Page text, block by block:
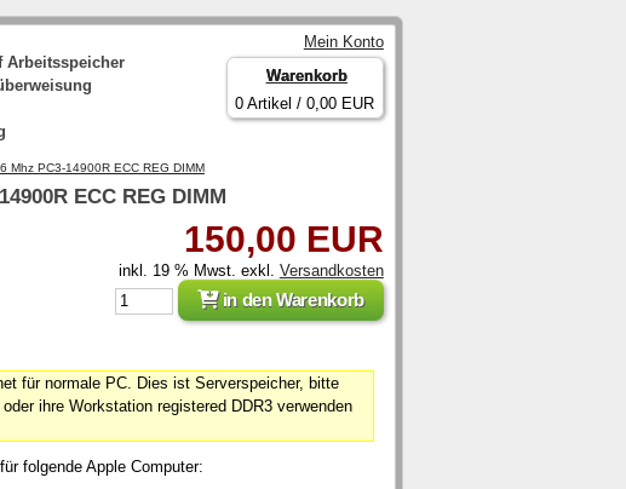
Mhz PC3-14900R ECC REG DIMM
ECC REG DIMM
150,00 EUR
inkl. 19 % Mwst. exkl. Versandkosten
in den Warenkorb
für normale PC. Dies ist Serverspeicher, bitte
ihre Workstation registered DDR3 verwenden
folgende Apple Computer:
Mein Konto
Arbeitsspeicher
Warenkorb
0 Artikel / 0,00 EUR